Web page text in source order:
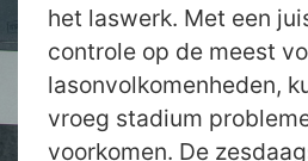
het laswerk. Met een
controle op de meest
lasonvolkomenheden,
vroeg stadium
voorkomen. De